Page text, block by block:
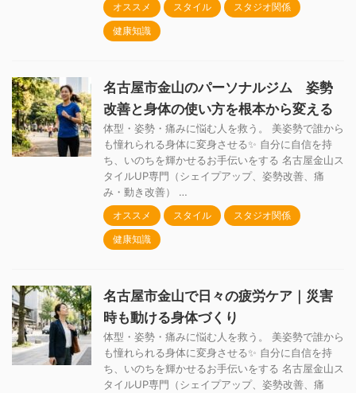
オススメ スタイル
スタジオ関係
健康知識
名古屋市金山のパーソナルジム 姿勢
改善と身体の使い方を根本から変える
体型・姿勢・痛みに悩む人を救う。 美姿勢で誰から
も憧れられる身体に変身させる✨ 自分に自信を持
ち、いのちを輝かせるお手伝いをする 名古屋金山ス
タイルUP専門（シェイプアップ、姿勢改善、痛
み・動き改善） …
オススメ スタイル
スタジオ関係
健康知識
名古屋市金山で日々の疲労ケア｜災害
時も動ける身体づくり
体型・姿勢・痛みに悩む人を救う。 美姿勢で誰から
も憧れられる身体に変身させる✨ 自分に自信を持
ち、いのちを輝かせるお手伝いをする 名古屋金山ス
タイルUP専門（シェイプアップ、姿勢改善、痛